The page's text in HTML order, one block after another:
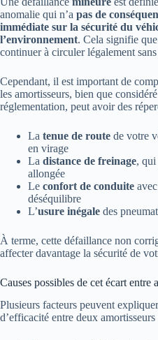
anomalie qui n’a pas de
immédiate sur la sécurité du
l’environnement. Cela signifie
continuer à circuler légalement
Cependant, il est important de
les amortisseurs, bien que
réglementation, peut avoir des
La tenue de route de votre
en virage
La distance de freinage, qui
allongée
Le confort de conduite
déséquilibre
L’usure inégale des
À terme, cette défaillance non
affecter davantage la sécurité de
Causes possibles de cet écart entre
Plusieurs facteurs peuvent
d’efficacité entre deux amortisseurs